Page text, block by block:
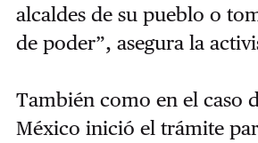
alcaldes de su pueblo o
de poder”, asegura la
También como en el caso
México inició el trámite